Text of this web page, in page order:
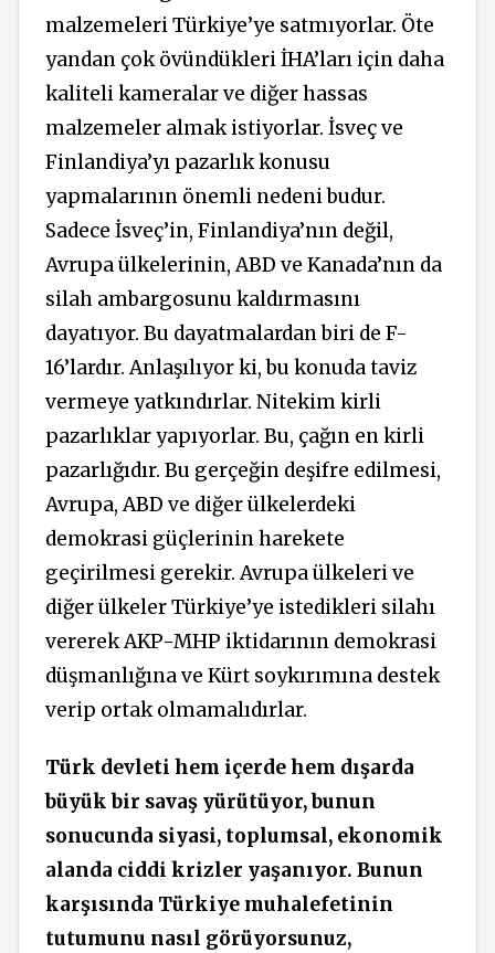
malzemeleri Türkiye’ye satmıyorlar. Öte
yandan çok övündükleri İHA’ları için daha
kaliteli kameralar ve diğer hassas
malzemeler almak istiyorlar. İsveç ve
Finlandiya’yı pazarlık konusu
yapmalarının önemli nedeni budur.
Sadece İsveç’in, Finlandiya’nın değil,
Avrupa ülkelerinin, ABD ve Kanada’nın da
silah ambargosunu kaldırmasını
dayatıyor. Bu dayatmalardan biri de F-
16’lardır. Anlaşılıyor ki, bu konuda taviz
vermeye yatkındırlar. Nitekim kirli
pazarlıklar yapıyorlar. Bu, çağın en kirli
pazarlığıdır. Bu gerçeğin deşifre edilmesi,
Avrupa, ABD ve diğer ülkelerdeki
demokrasi güçlerinin harekete
geçirilmesi gerekir. Avrupa ülkeleri ve
diğer ülkeler Türkiye’ye istedikleri silahı
vererek AKP-MHP iktidarının demokrasi
düşmanlığına ve Kürt soykırımına destek
verip ortak olmamalıdırlar.
Türk devleti hem içerde hem dışarda
büyük bir savaş yürütüyor, bunun
sonucunda siyasi, toplumsal, ekonomik
alanda ciddi krizler yaşanıyor. Bunun
karşısında Türkiye muhalefetinin
tutumunu nasıl görüyorsunuz,